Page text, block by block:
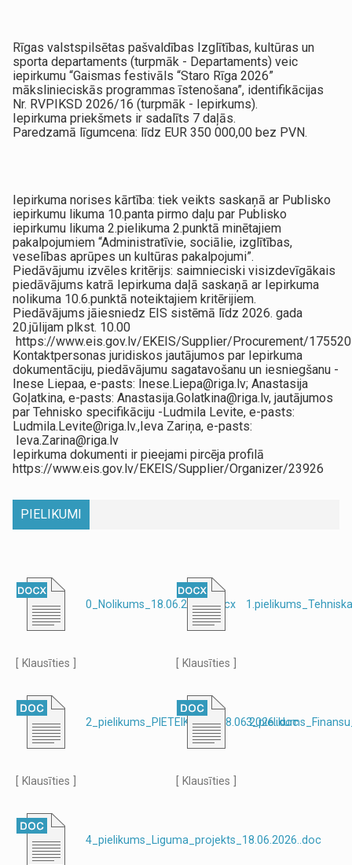
Rīgas valstspilsētas pašvaldības Izglītības, kultūras un
sporta departaments (turpmāk - Departaments) veic
iepirkumu “Gaismas festivāls “Staro Rīga 2026”
mākslinieciskās programmas īstenošana”, identifikācijas
Nr. RVPIKSD 2026/16 (turpmāk - Iepirkums).
Iepirkuma priekšmets ir sadalīts 7 daļās.
Paredzamā līgumcena: līdz EUR 350 000,00 bez PVN.
Iepirkuma norises kārtība: tiek veikts saskaņā ar Publisko
iepirkumu likuma 10.panta pirmo daļu par Publisko
iepirkumu likuma 2.pielikuma 2.punktā minētajiem
pakalpojumiem “Administratīvie, sociālie, izglītības,
veselības aprūpes un kultūras pakalpojumi”.
Piedāvājumu izvēles kritērijs: saimnieciski visizdevīgākais
piedāvājums katrā Iepirkuma daļā saskaņā ar Iepirkuma
nolikuma 10.6.punktā noteiktajiem kritērijiem.
Piedāvājums jāiesniedz EIS sistēmā līdz 2026. gada
20.jūlijam plkst. 10.00
https://www.eis.gov.lv/EKEIS/Supplier/Procurement/
Kontaktpersonas juridiskos jautājumos par Iepirkuma
dokumentāciju, piedāvājumu sagatavošanu un iesniegšanu -
Inese Liepaa, e-pasts: Inese.Liepa@riga.lv; Anastasija
Goļatkina, e-pasts: Anastasija.Golatkina@riga.lv, jautājumos
par Tehnisko specifikāciju -Ludmila Levite, e-pasts:
Ludmila.Levite@riga.lv.,Ieva Zariņa, e-pasts:
Ieva.Zarina@riga.lv
Iepirkuma dokumenti ir pieejami pircēja profilā
https://www.eis.gov.lv/EKEIS/Supplier/Organizer/23926
PIELIKUMI
0_Nolikums_18.06.2026..docx
[ Klausīties ] [ Klausīties ]
2_pielikums_PIETEIKUMS_18.06.2026..doc
[ Klausīties ] [ Klausīties ]
4_pielikums_Liguma_projekts_18.06.2026..doc